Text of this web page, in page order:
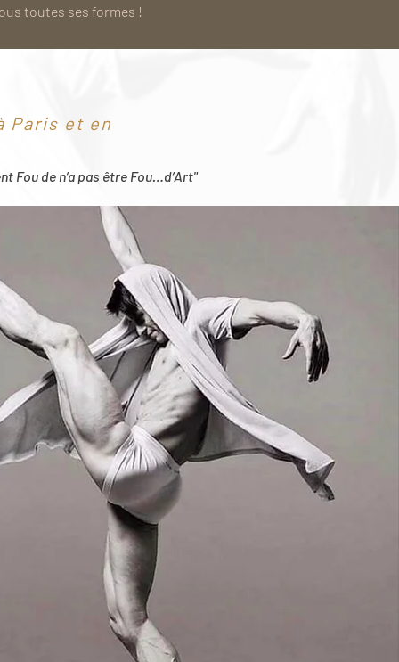
toutes ses formes !
Paris et en
Fou de n’a pas être Fou…d’Art"